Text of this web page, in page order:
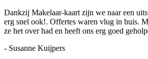
Dankzij Makelaar-kaart zijn we naar een
erg snel ook!. Offertes waren vlug in huis.
ze het over had en heeft ons erg goed
- Susanne Kuijpers